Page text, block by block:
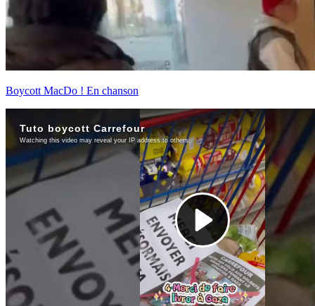
Boycott MacDo ! En chanson